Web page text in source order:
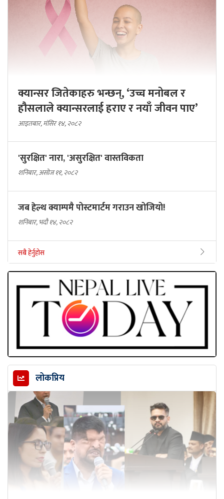
क्यान्सर जितेकाहरु भन्छन्, ‘उच्च मनोबल र
हौसलाले क्यान्सरलाई हराए र नयाँ जीवन पाए’
आइतबार, मंसिर १४, २०८२
'सुरक्षित' नारा, 'असुरक्षित' वास्तविकता
शनिबार, असोज ११, २०८२
जब हेल्थ क्याम्पमै पोस्टमार्टम गराउन खोजियो!
शनिबार, भदौ १४, २०८२
सबै हेर्नुहोस
लोकप्रिय